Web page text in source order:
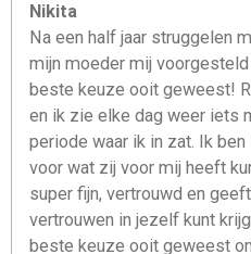
Nikita
Na een half jaar struggelen
mijn moeder mij voorgesteld
beste keuze ooit geweest!
en ik zie elke dag weer iets
periode waar ik in zat. Ik
voor wat zij voor mij heeft
super fijn, vertrouwd en
vertrouwen in jezelf kunt
beste keuze ooit geweest